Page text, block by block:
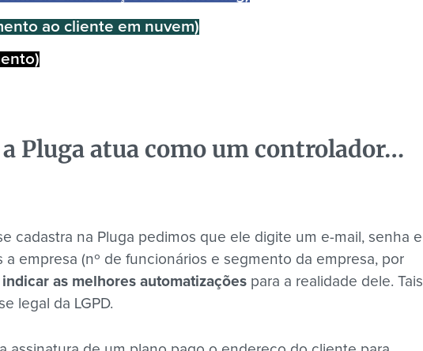
ao cliente em nuvem)
Pluga atua como um controlador…
cadastra na Pluga pedimos que ele digite um e-mail, senha e
empresa (nº de funcionários e segmento da empresa, por
indicar as melhores automatizações para a realidade dele. Tais
legal da LGPD.